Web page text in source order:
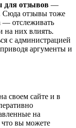
для отзывов —
Сюда отзывы тоже
— отслеживать
на них влиять.
с администрацией
аргументы и
своем сайте и в
на
что вы можете